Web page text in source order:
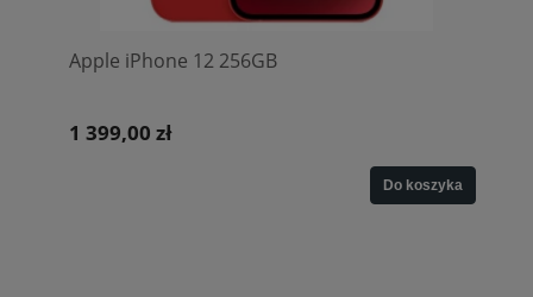
Apple iPhone 12 256GB
1 399,00 zł
Do koszyka